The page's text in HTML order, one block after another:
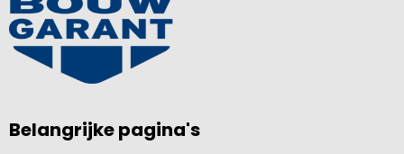
Belangrijke pagina's